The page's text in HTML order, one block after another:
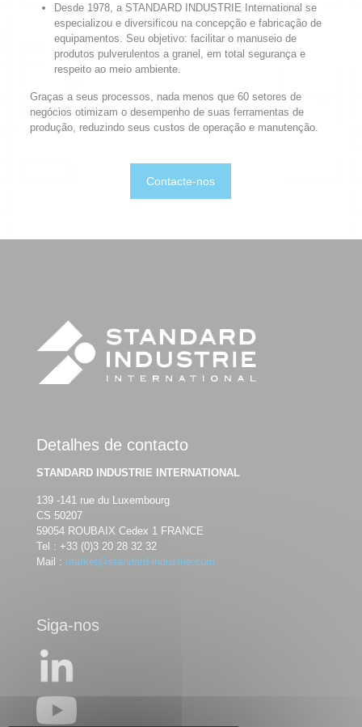
Desde 1978, a STANDARD INDUSTRIE International se
especializou e diversificou na concepção e fabricação de
equipamentos. Seu objetivo: facilitar o manuseio de
produtos pulverulentos a granel, em total segurança e
respeito ao meio ambiente.
Graças a seus processos, nada menos que 60 setores de
negócios otimizam o desempenho de suas ferramentas de
produção, reduzindo seus custos de operação e manutenção.
Contacte-nos
Detalhes de contacto
STANDARD INDUSTRIE INTERNATIONAL
139 -141 rue du Luxembourg
CS 50207
59054 ROUBAIX Cedex 1 FRANCE
Tel : +33 (0)3 20 28 32 32
Mail : market@standard-industrie.com
Siga-nos